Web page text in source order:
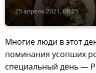
25 апреля 2021, 08:25
Многие люди в этот
поминания усопших
специальный день —